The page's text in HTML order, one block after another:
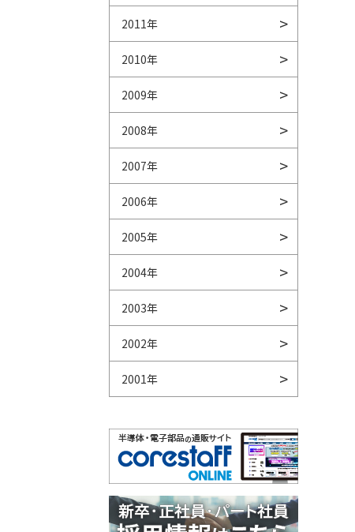
2011年
2010年
2009年
2008年
2007年
2006年
2005年
2004年
2003年
2002年
2001年